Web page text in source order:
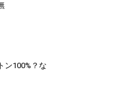
ン100%？な